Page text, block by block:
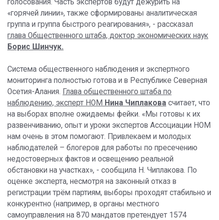
голосования. Часть экспертов будут дежурить на
«горячей линии», также сформированы аналитическая
группа и группа быстрого реагирования», - рассказал
глава Общественного штаба, доктор экономических наук
Борис Шинчук.
Система общественного наблюдения и экспертного
мониторинга полностью готова и в Республике Северная
Осетия-Алания. Глава общественного штаба по
наблюдению, эксперт НОМ Нина Чиплакова считает, что
на выборах вполне ожидаемы фейки. «Мы готовы к их
развенчиванию, опыт и уроки экспертов Ассоциации НОМ
нам очень в этом помогают. Привлекаем и молодых
наблюдателей – блогеров для работы по пресечению
недостоверных фактов и освещению реальной
обстановки на участках», - сообщила Н. Чиплакова. По
оценке эксперта, несмотря на законный отказ в
регистрации трём партиям, выборы проходят стабильно и
конкурентно (например, в органы местного
самоуправления на 870 мандатов претендует 1574